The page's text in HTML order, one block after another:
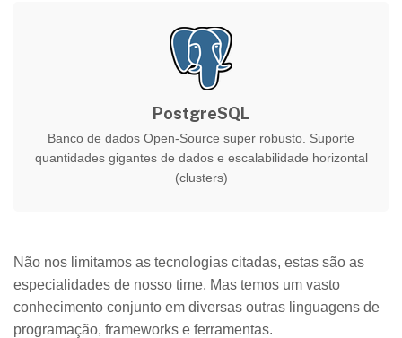
PostgreSQL
Banco de dados Open-Source super robusto. Suporte
quantidades gigantes de dados e escalabilidade horizontal
(clusters)
Não nos limitamos as tecnologias citadas, estas são as
especialidades de nosso time. Mas temos um vasto
conhecimento conjunto em diversas outras linguagens de
programação, frameworks e ferramentas.